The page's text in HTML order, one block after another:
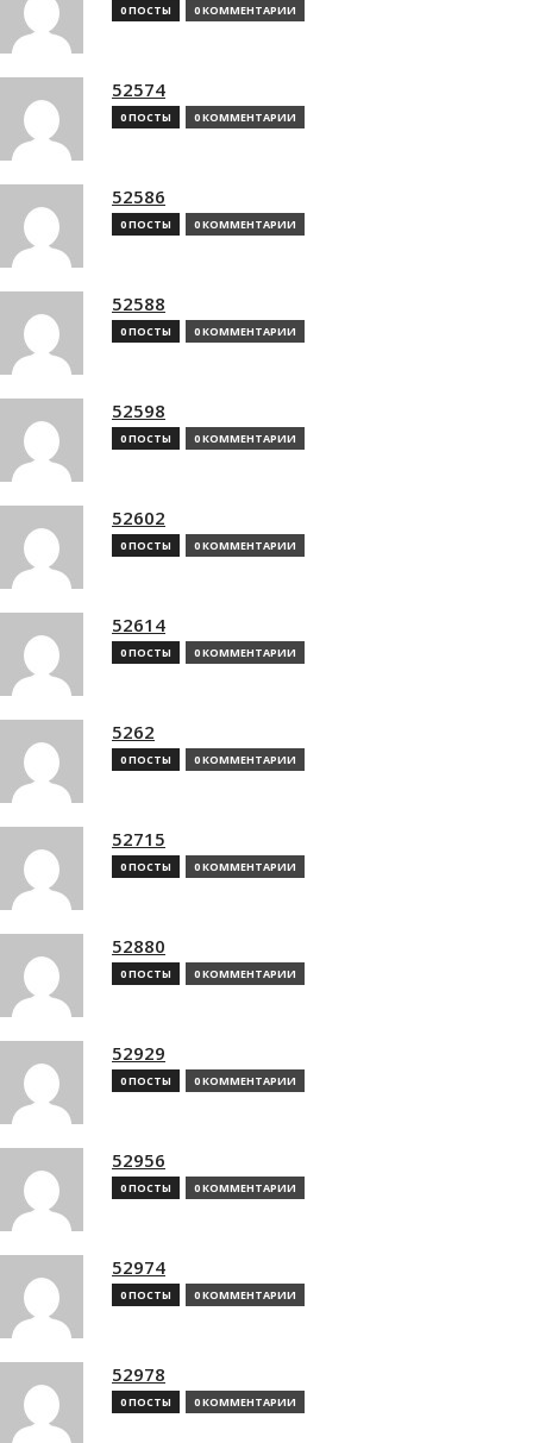
0 ПОСТЫ 0 КОММЕНТАРИИ
52574
0 ПОСТЫ 0 КОММЕНТАРИИ
52586
0 ПОСТЫ 0 КОММЕНТАРИИ
52588
0 ПОСТЫ 0 КОММЕНТАРИИ
52598
0 ПОСТЫ 0 КОММЕНТАРИИ
52602
0 ПОСТЫ 0 КОММЕНТАРИИ
52614
0 ПОСТЫ 0 КОММЕНТАРИИ
5262
0 ПОСТЫ 0 КОММЕНТАРИИ
52715
0 ПОСТЫ 0 КОММЕНТАРИИ
52880
0 ПОСТЫ 0 КОММЕНТАРИИ
52929
0 ПОСТЫ 0 КОММЕНТАРИИ
52956
0 ПОСТЫ 0 КОММЕНТАРИИ
52974
0 ПОСТЫ 0 КОММЕНТАРИИ
52978
0 ПОСТЫ 0 КОММЕНТАРИИ